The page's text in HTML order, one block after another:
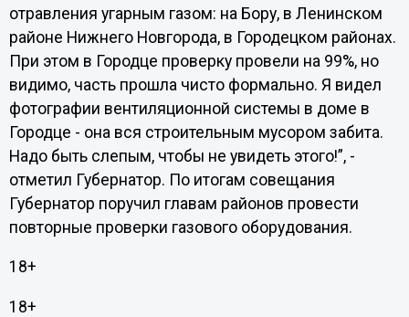
отравления угарным газом: на Бору, в Ленинском
районе Нижнего Новгорода, в Городецком районах.
При этом в Городце проверку провели на 99%, но
видимо, часть прошла чисто формально. Я видел
фотографии вентиляционной системы в доме в
Городце - она вся строительным мусором забита.
Надо быть слепым, чтобы не увидеть этого!”, -
отметил Губернатор. По итогам совещания
Губернатор поручил главам районов провести
повторные проверки газового оборудования.
18+
18+